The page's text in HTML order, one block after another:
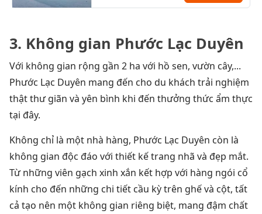
3. Không gian Phước Lạc Duyên
Với không gian rộng gần 2 ha với hồ sen, vườn cây,...
Phước Lạc Duyên mang đến cho du khách trải nghiệm
thật thư giãn và yên bình khi đến thưởng thức ẩm thực
tại đây.
Không chỉ là một nhà hàng, Phước Lạc Duyên còn là
không gian độc đáo với thiết kế trang nhã và đẹp mắt.
Từ những viên gạch xinh xắn kết hợp với hàng ngói cổ
kính cho đến những chi tiết cầu kỳ trên ghế và cột, tất
cả tạo nên một không gian riêng biệt, mang đậm chất